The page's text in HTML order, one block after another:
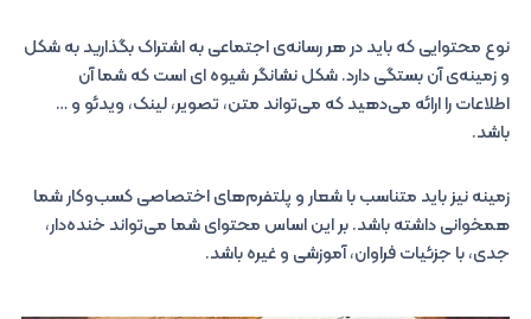
نوع محتوایی که باید در هر رسانه‌ی اجتماعی به اشتراک بگذارید به شکل
و زمینه‌ی آن بستگی دارد. شکل نشانگر شیوه ای است که شما آن
اطلاعات را ارائه می‌دهید که می‌تواند متن، تصویر، لینک، ویدئو و …
باشد.
زمینه نیز باید متناسب با شعار و پلتفرم‌های اختصاصی کسب‌وکار شما
همخوانی داشته باشد. بر این اساس محتوای شما می‌تواند خنده‌دار،
جدی، با جزئیات فراوان، آموزشی و غیره باشد.